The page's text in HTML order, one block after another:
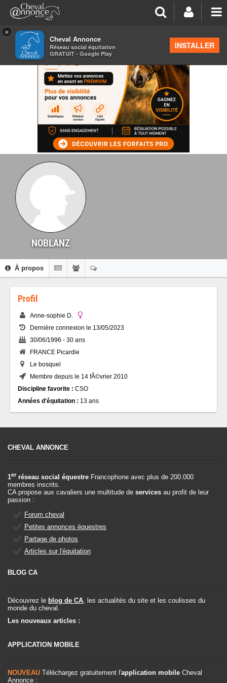
×
Cheval Annonce
Réseau social équitation
GRATUIT - Google Play
INSTALLER
NOBLANZ
À propos
Profil
Anne-sophie D.
Dernière connexion le 13/05/2023
30/06/1996 - 30 ans
FRANCE Picardie
Le bosquel
Membre depuis le 14 fÃ©vrier 2010
Discipline favorite : CSO
Années d'équitation : 13 ans
CHEVAL ANNONCE
1er réseau social équestre Francophone avec plus de 200.000
membres inscrits.
CA propose aux cavaliers une multitude de services au profit de leur
passion :
Forum cheval
Petites annonces équestres
Partage de photos
Articles sur l'équitation
BLOG CA
Découvrez le blog de CA, les actualités du site et les coulisses du
monde du cheval.
Les nouveaux articles :
APPLICATION MOBILE
NOUVEAU Téléchargez gratuitement l'application mobile Cheval
Annonce :